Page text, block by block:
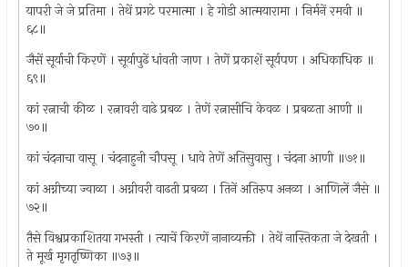
यापरी जे जे प्रतिमा । तेथें प्रगटे परमात्मा । हे गोडी आत्मयारामा । निर्मनें रमवी ॥
६८॥
जैसें सूर्याची किरणें । सूर्यापुढें धांवती जाण । तेणें प्रकाशें सूर्यपण । अधिकाधिक ॥
६९॥
कां रत्नाची कीळ । रत्नावरी वाढे प्रबळ । तेणें रत्नासीचि केवळ । प्रबळता आणी ॥
७०॥
कां चंदनाचा वासू । चंदनाहुनी चौपसू । धावे तेणें अतिसुवासु । चंदना आणी ॥७१॥
कां अग्नीच्या ज्वाळा । अग्नीवरी वाढती प्रबळा । तिनें अतिरुप अनळा । आणिलें जैसे ॥
७२॥
तैसे विश्वप्रकाशितया गभस्ती । त्याचें किरणें नानाव्यक्ती । तेथें नास्तिकता जे देखती ।
ते मूर्ख मृगतृष्णिका ॥७३॥